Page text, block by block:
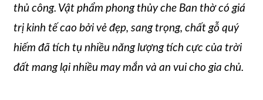
thủ công. Vật phẩm phong thủy che Ban thờ có giá
trị kinh tế cao bởi vẻ đẹp, sang trọng, chất gỗ quý
hiếm đã tích tụ nhiều năng lượng tích cực của trời
đất mang lại nhiều may mắn và an vui cho gia chủ.